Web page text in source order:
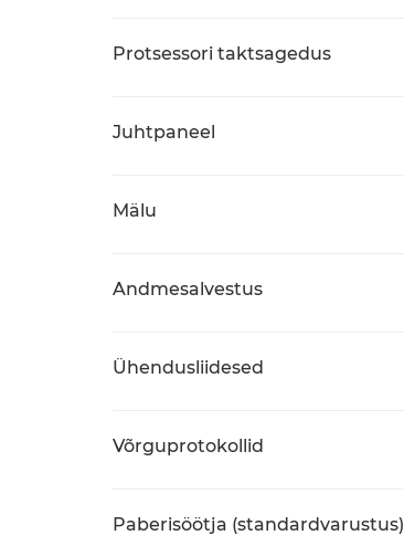
Protsessori taktsagedus
Juhtpaneel
Mälu
Andmesalvestus
Ühendusliidesed
Võrguprotokollid
Paberisöötja (standardvarustus)